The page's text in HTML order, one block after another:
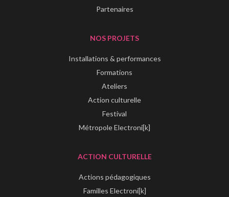
Partenaires
NOS PROJETS
Installations & performances
Formations
Ateliers
Action culturelle
Festival
Métropole Electroni[k]
ACTION CULTURELLE
Actions pédagogiques
Familles Electroni[k]